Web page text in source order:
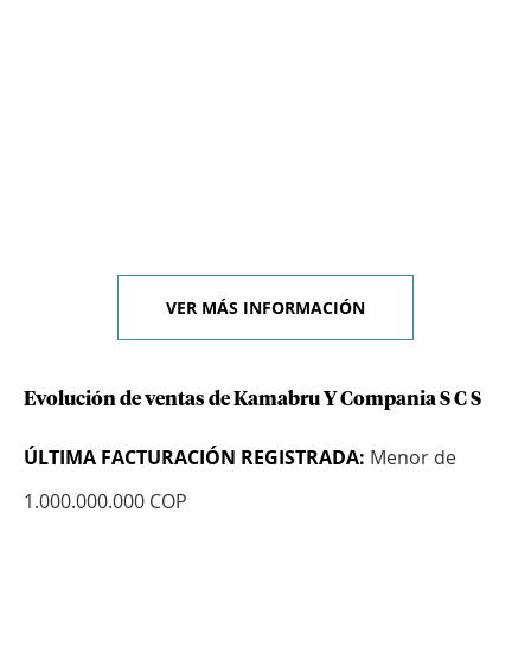
VER MÁS INFORMACIÓN
Evolución de ventas de Kamabru Y Compania S C S
ÚLTIMA FACTURACIÓN REGISTRADA: Menor de
1.000.000.000 COP